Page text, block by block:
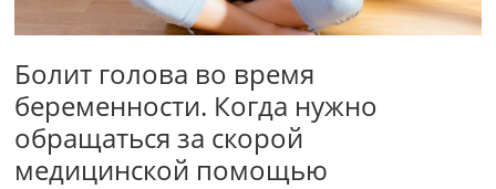
Болит голова во время
беременности. Когда нужно
обращаться за скорой
медицинской помощью